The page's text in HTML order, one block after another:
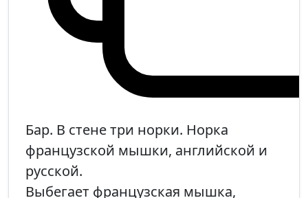
Бар. В стене три норки. Норка
французской мышки, английской и
русской.
Выбегает французская мышка,